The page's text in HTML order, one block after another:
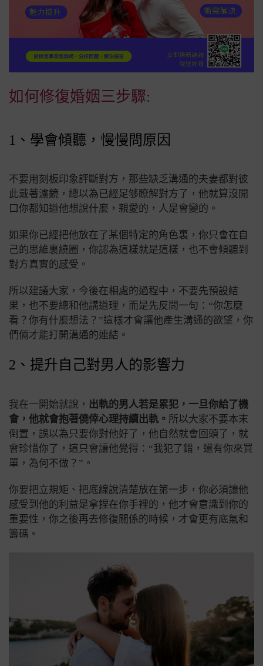
如何修復婚姻三步驟:
1、學會傾聽，慢慢問原因
不要用刻板印象評斷對方，那些缺乏溝通的夫妻都對彼
此戴著濾鏡，總以為已經足够瞭解對方了，他就算沒開
口你都知道他想說什麼，親愛的，人是會變的。
如果你已經把他放在了某個特定的角色裏，你只會在自
己的思維裏繞圈，你認為這樣就是這樣，也不會傾聽到
對方真實的感受。
所以建議大家，今後在相處的過程中，不要先預設結
果，也不要總和他講道理，而是先反問一句：“你怎麼
看？你有什麼想法？”這樣才會讓他產生溝通的欲望，你
們倆才能打開溝通的連結。
2、提升自己對男人的影響力
我在一開始就說， 出軌的男人若是累犯，一旦你給了機
會，他就會抱著僥倖心理持續出軌。 所以大家不要本末
倒置，誤以為只要你對他好了，他自然就會回頭了，就
會珍惜你了，這只會讓他覺得：“我犯了錯，還有你來買
單，為何不做？”。
你要把立規矩、把底線說清楚放在第一步，你必須讓他
感受到他的利益是拿捏在你手裡的，他才會意識到你的
重要性，你之後再去修復關係的時候，才會更有底氣和
籌碼。